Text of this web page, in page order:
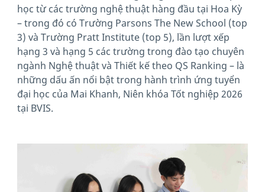
học từ các trường nghệ thuật hàng đầu tại Hoa Kỳ
– trong đó có Trường Parsons The New School (top
3) và Trường Pratt Institute (top 5), lần lượt xếp
hạng 3 và hạng 5 các trường trong đào tạo chuyên
ngành Nghệ thuật và Thiết kế theo QS Ranking – là
những dấu ấn nổi bật trong hành trình ứng tuyển
đại học của Mai Khanh, Niên khóa Tốt nghiệp 2026
tại BVIS.